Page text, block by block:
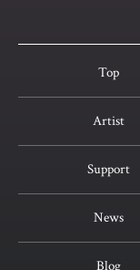
Top
Artist
Support
News
Blog